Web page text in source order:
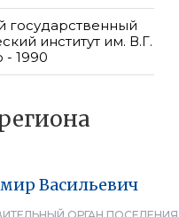
государственный
институт им. В.Г.
- 1990
Васильевич